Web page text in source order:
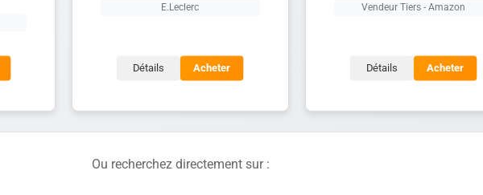
E.Leclerc
Détails Acheter
Vendeur Tiers - Amazon
Détails Acheter
Ou recherchez directement sur :